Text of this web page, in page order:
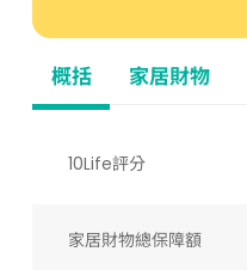
概括 家居財物
10Life評分
家居財物總保障額